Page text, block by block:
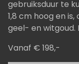
gebruiksduur te
1,8 cm hoog en
geel- en witgoud.
Vanaf € 198,-